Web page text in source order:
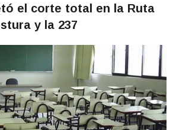
el corte total en la Ruta
y la 237